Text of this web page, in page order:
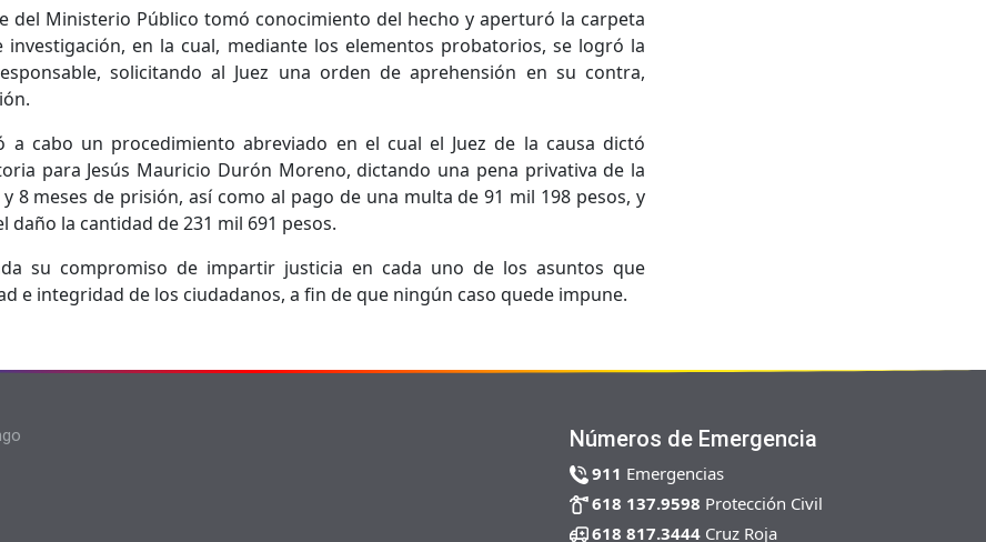
del Ministerio Público tomó conocimiento del hecho y aperturó la carpeta
investigación, en la cual, mediante los elementos probatorios, se logró la
solicitando al Juez una orden de aprehensión en su contra,
a cabo un procedimiento abreviado en el cual el Juez de la causa dictó
para Jesús Mauricio Durón Moreno, dictando una pena privativa de la
8 meses de prisión, así como al pago de una multa de 91 mil 198 pesos, y
daño la cantidad de 231 mil 691 pesos.
su compromiso de impartir justicia en cada uno de los asuntos que
e integridad de los ciudadanos, a fin de que ningún caso quede impune.
Números de Emergencia
911 Emergencias
618 137.9598 Protección Civil
618 817.3444 Cruz Roja